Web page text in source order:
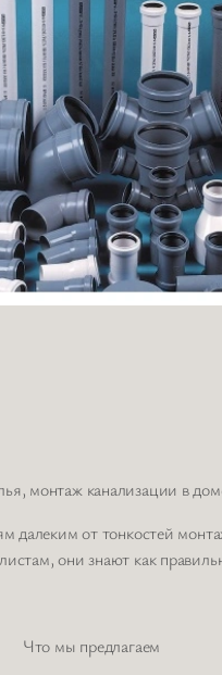
монтаж канализации в
далеким от тонкостей
они знают как
Что мы предлагаем